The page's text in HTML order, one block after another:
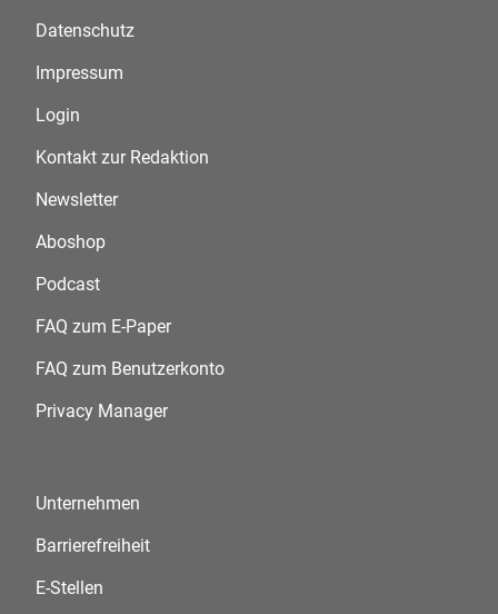
Datenschutz
Impressum
Login
Kontakt zur Redaktion
Newsletter
Aboshop
Podcast
FAQ zum E-Paper
FAQ zum Benutzerkonto
Privacy Manager
Unternehmen
Barrierefreiheit
E-Stellen